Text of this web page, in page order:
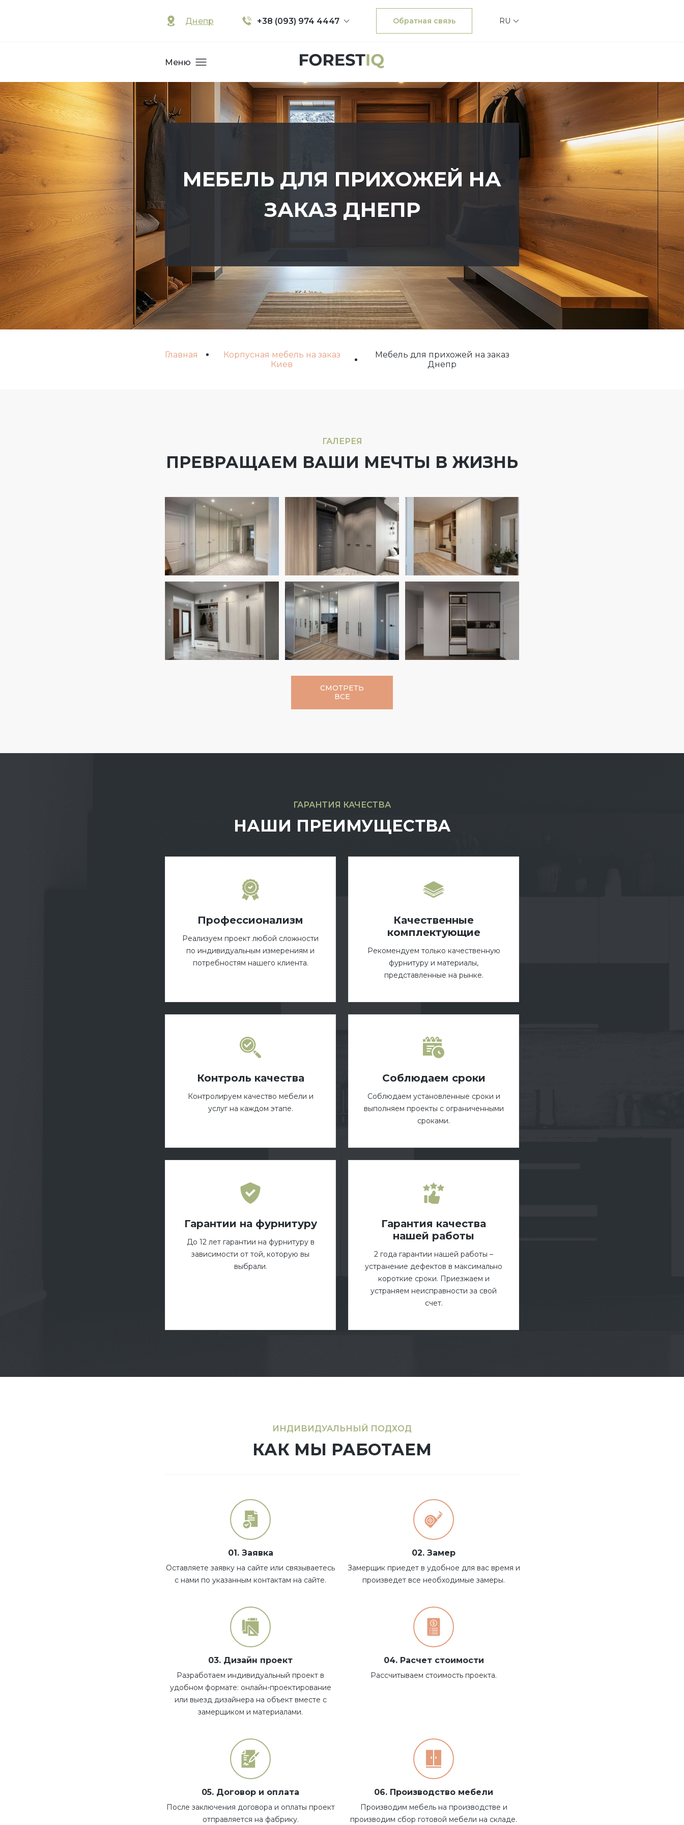
Днепр +38 (093) 974 4447 Обратная связь RU
Меню
МЕБЕЛЬ ДЛЯ ПРИХОЖЕЙ НА
ЗАКАЗ ДНЕПР
Главная
Корпусная мебель на заказ
Киев
Мебель для прихожей на заказ
Днепр
ГАЛЕРЕЯ
ПРЕВРАЩАЕМ ВАШИ МЕЧТЫ В ЖИЗНЬ
СМОТРЕТЬ
ВСЕ
ГАРАНТИЯ КАЧЕСТВА
НАШИ ПРЕИМУЩЕСТВА
Профессионализм
Реализуем проект любой сложности
по индивидуальным измерениям и
потребностям нашего клиента.
Качественные
комплектующие
Рекомендуем только качественную
фурнитуру и материалы,
представленные на рынке.
Контроль качества
Контролируем качество мебели и
услуг на каждом этапе.
Соблюдаем сроки
Соблюдаем установленные сроки и
выполняем проекты с ограниченными
сроками.
Гарантии на фурнитуру
До 12 лет гарантии на фурнитуру в
зависимости от той, которую вы
выбрали.
Гарантия качества
нашей работы
2 года гарантии нашей работы –
устранение дефектов в максимально
короткие сроки. Приезжаем и
устраняем неисправности за свой
счет.
ИНДИВИДУАЛЬНЫЙ ПОДХОД
КАК МЫ РАБОТАЕМ
01. Заявка
Оставляете заявку на сайте или связываетесь
с нами по указанным контактам на сайте.
02. Замер
Замерщик приедет в удобное для вас время и
произведет все необходимые замеры.
03. Дизайн проект
Разработаем индивидуальный проект в
удобном формате: онлайн-проектирование
или выезд дизайнера на объект вместе с
замерщиком и материалами.
04. Расчет стоимости
Рассчитываем стоимость проекта.
05. Договор и оплата
После заключения договора и оплаты проект
отправляется на фабрику.
06. Производство мебели
Производим мебель на производстве и
производим сбор готовой мебели на складе.